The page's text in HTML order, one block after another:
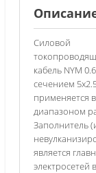
Силовой
кабель NYM
сечением
применяется
диапазоном
Заполнитель
является
электросетей